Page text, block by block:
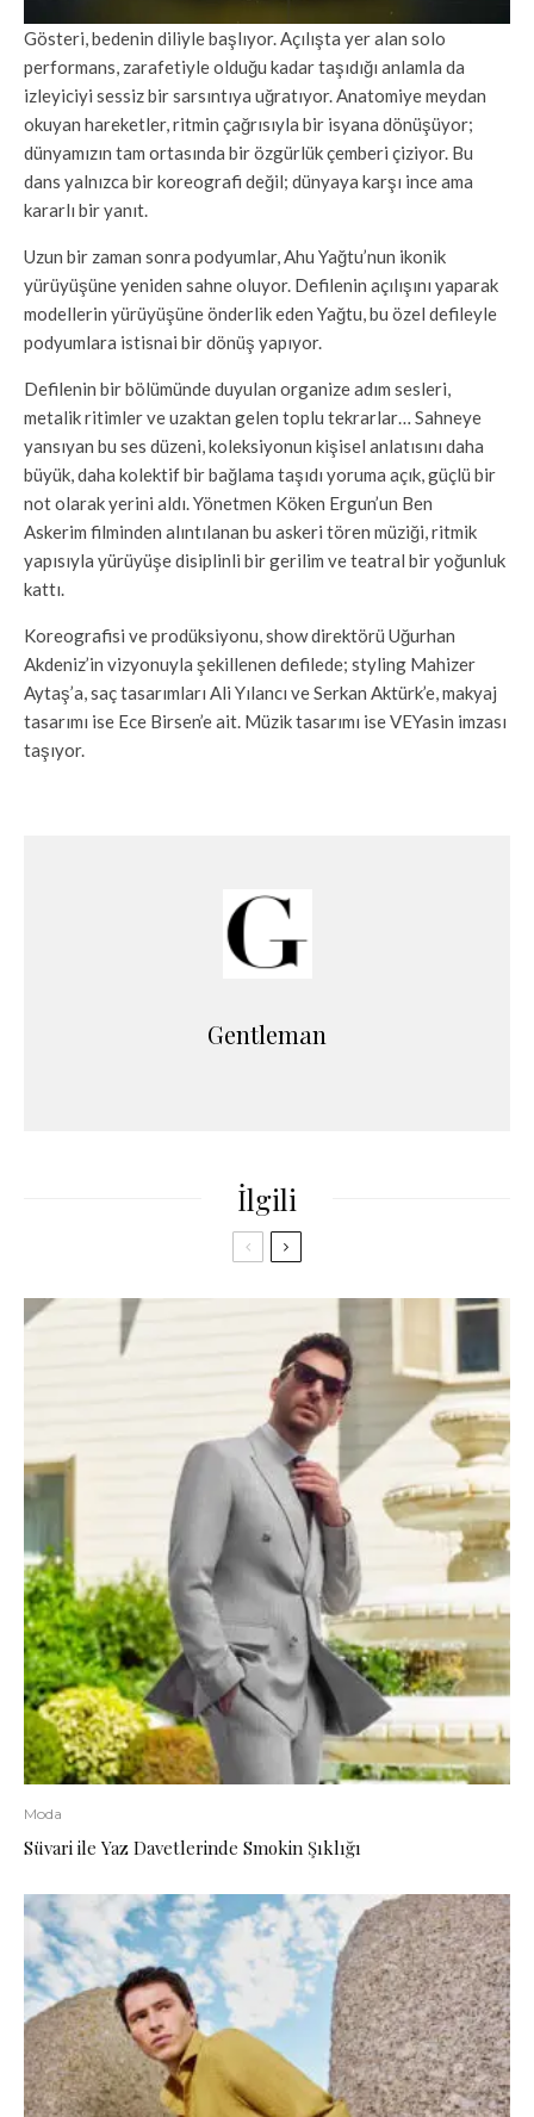
Gösteri, bedenin diliyle başlıyor. Açılışta yer alan solo
performans, zarafetiyle olduğu kadar taşıdığı anlamla da
izleyiciyi sessiz bir sarsıntıya uğratıyor. Anatomiye meydan
okuyan hareketler, ritmin çağrısıyla bir isyana dönüşüyor;
dünyamızın tam ortasında bir özgürlük çemberi çiziyor. Bu
dans yalnızca bir koreografi değil; dünyaya karşı ince ama
kararlı bir yanıt.
Uzun bir zaman sonra podyumlar, Ahu Yağtu’nun ikonik
yürüyüşüne yeniden sahne oluyor. Defilenin açılışını yaparak
modellerin yürüyüşüne önderlik eden Yağtu, bu özel defileyle
podyumlara istisnai bir dönüş yapıyor.
Defilenin bir bölümünde duyulan organize adım sesleri,
metalik ritimler ve uzaktan gelen toplu tekrarlar… Sahneye
yansıyan bu ses düzeni, koleksiyonun kişisel anlatısını daha
büyük, daha kolektif bir bağlama taşıdı yoruma açık, güçlü bir
not olarak yerini aldı. Yönetmen Köken Ergun’un Ben
Askerim filminden alıntılanan bu askeri tören müziği, ritmik
yapısıyla yürüyüşe disiplinli bir gerilim ve teatral bir yoğunluk
kattı.
Koreografisi ve prodüksiyonu, show direktörü Uğurhan
Akdeniz’in vizyonuyla şekillenen defilede; styling Mahizer
Aytaş’a, saç tasarımları Ali Yılancı ve Serkan Aktürk’e, makyaj
tasarımı ise Ece Birsen’e ait. Müzik tasarımı ise VEYasin imzası
taşıyor.
Gentleman
İlgili
Moda
Süvari ile Yaz Davetlerinde Smokin Şıklığı